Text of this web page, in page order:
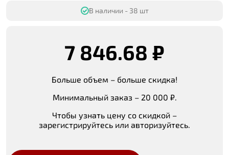
В наличии - 38 шт
7 846.68 ₽
Больше объем – больше скидка!
Минимальный заказ – 20 000 ₽.
Чтобы узнать цену со скидкой –
зарегистрируйтесь или авторизуйтесь.